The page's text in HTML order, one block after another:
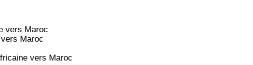
vers Maroc
Maroc
vers Maroc